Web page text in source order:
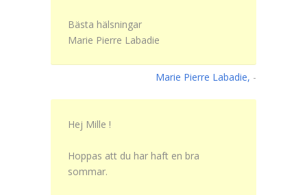
Bästa hälsningar
Marie Pierre Labadie
Marie Pierre Labadie, -
Hej Mille !
Hoppas att du har haft en bra
sommar.